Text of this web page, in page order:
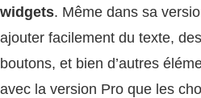
widgets. Même dans sa
ajouter facilement du texte,
boutons, et bien d’autres
avec la version Pro que les